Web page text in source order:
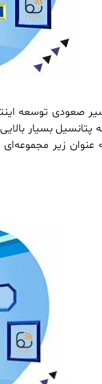
صعودی توسعه
پتانسیل بسیار
عنوان زیر